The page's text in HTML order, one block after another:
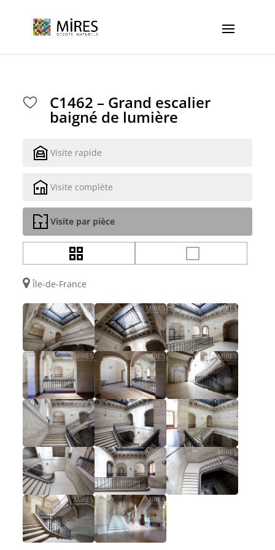
C1462 – Grand escalier
baigné de lumière
Visite rapide
Visite complète
Visite par pièce
Île-de-France